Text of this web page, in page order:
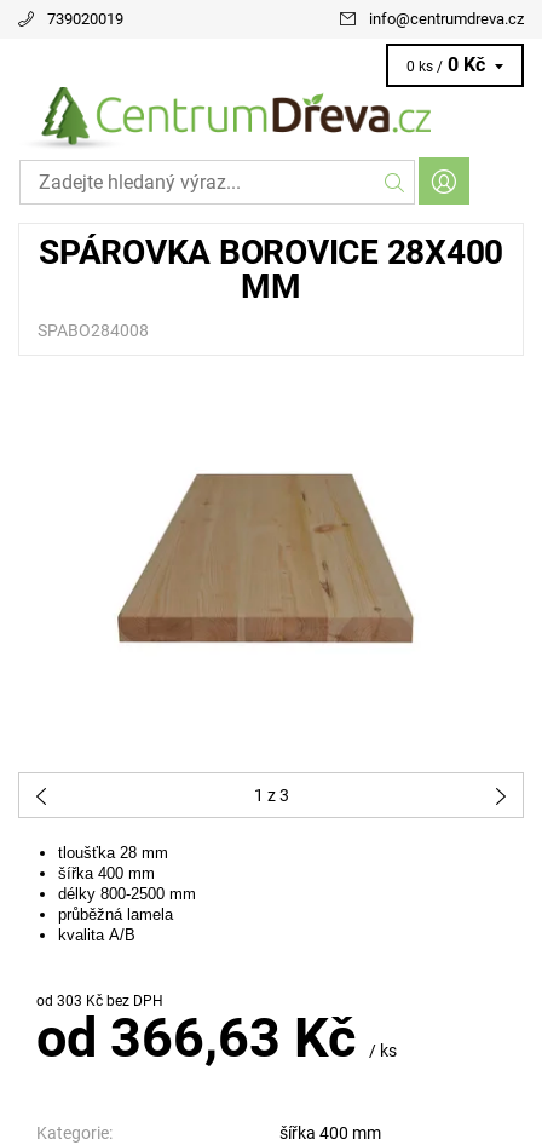
739020019 info@centrumdreva.cz
0 ks / 0 Kč
SPÁROVKA BOROVICE 28X400
MM
SPABO284008
1 z 3
tloušťka 28 mm
šířka 400 mm
délky 800-2500 mm
průběžná lamela
kvalita A/B
od 303 Kč bez DPH
od 366,63 Kč / ks
Kategorie: šířka 400 mm